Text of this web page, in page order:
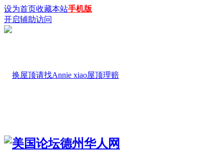
设为首页收藏本站手机版
开启辅助访问